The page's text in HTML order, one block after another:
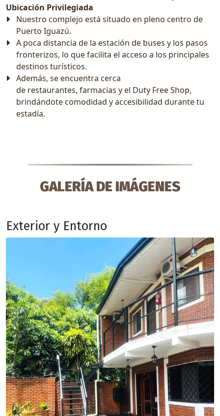
Ubicación Privilegiada
Nuestro complejo está situado en pleno centro de
Puerto Iguazú.
A poca distancia de la estación de buses y los pasos
fronterizos, lo que facilita el acceso a los principales
destinos turísticos.
Además, se encuentra cerca
de restaurantes, farmacias y el Duty Free Shop,
brindándote comodidad y accesibilidad durante tu
estadía.
GALERÍA DE IMÁGENES
Exterior y Entorno